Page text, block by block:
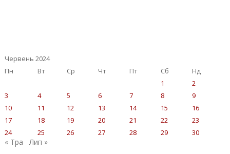
Червень 2024
Пн
Вт Ср Чт Пт Сб
Нд
1
2
3
4 5 6 7 8
9
10
11 12 13 14 15
16
17
18 19 20 21 22
23
24
25 26 27 28 29 30
« Тра Лип »